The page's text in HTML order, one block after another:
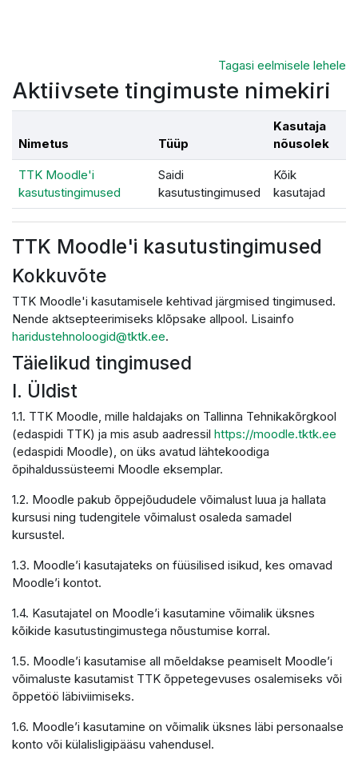
Tagasi eelmisele lehele
Aktiivsete tingimuste nimekiri
Nimetus Tüüp
Kasutaja
nõusolek
TTK Moodle'i
kasutustingimused
Saidi
kasutustingimused
Kõik
kasutajad
TTK Moodle'i kasutustingimused
Kokkuvõte
TTK Moodle'i kasutamisele kehtivad järgmised tingimused.
Nende aktsepteerimiseks klõpsake allpool. Lisainfo
haridustehnoloogid@tktk.ee.
Täielikud tingimused
I. Üldist
1.1. TTK Moodle, mille haldajaks on Tallinna Tehnikakõrgkool
(edaspidi TTK) ja mis asub aadressil https://moodle.tktk.ee
(edaspidi Moodle), on üks avatud lähtekoodiga
õpihaldussüsteemi Moodle eksemplar.
1.2. Moodle pakub õppejõududele võimalust luua ja hallata
kursusi ning tudengitele võimalust osaleda samadel
kursustel.
1.3. Moodle’i kasutajateks on füüsilised isikud, kes omavad
Moodle’i kontot.
1.4. Kasutajatel on Moodle’i kasutamine võimalik üksnes
kõikide kasutustingimustega nõustumise korral.
1.5. Moodle’i kasutamise all mõeldakse peamiselt Moodle’i
võimaluste kasutamist TTK õppetegevuses osalemiseks või
õppetöö läbiviimiseks.
1.6. Moodle’i kasutamine on võimalik üksnes läbi personaalse
konto või külalisligipääsu vahendusel.